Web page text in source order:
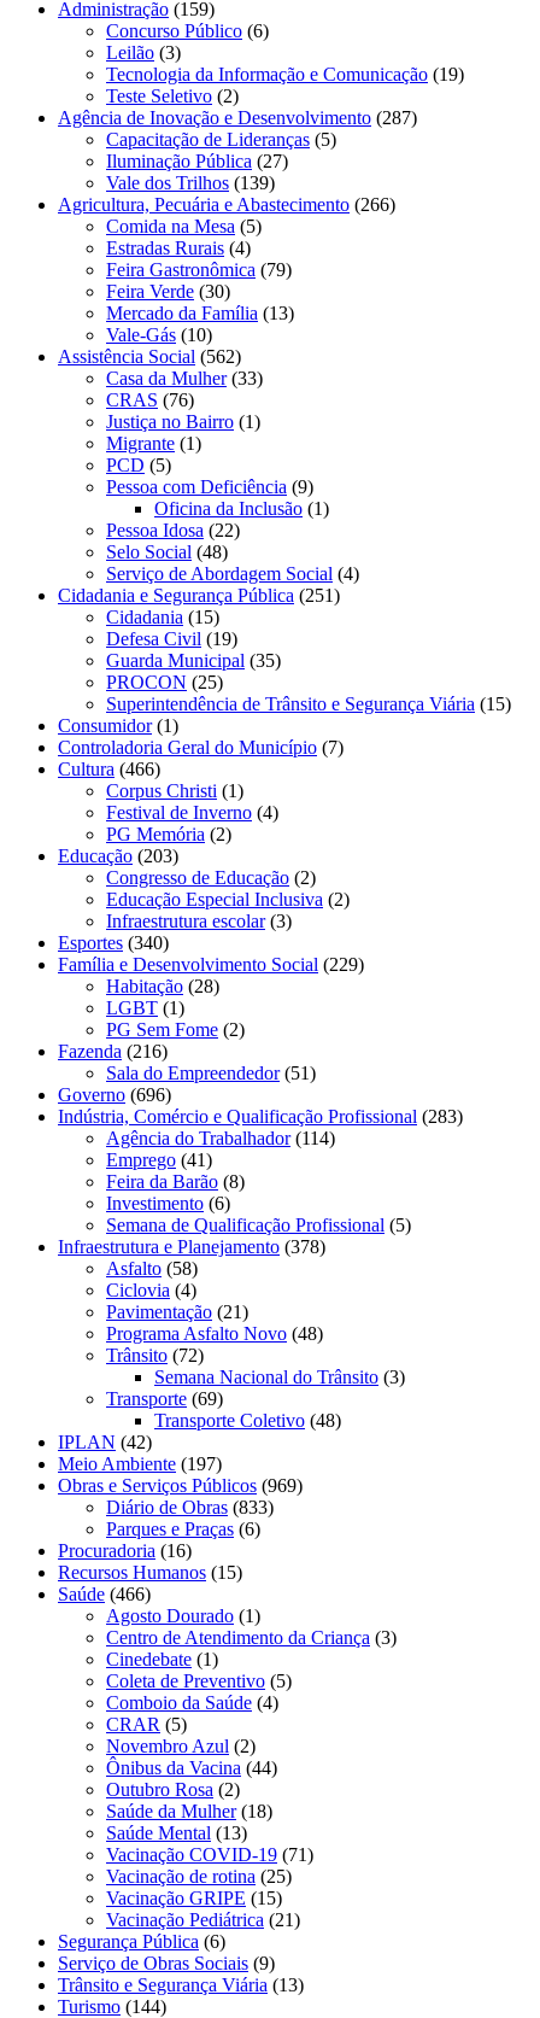
Administração (159)
Concurso Público (6)
Leilão (3)
Tecnologia da Informação e Comunicação (19)
Teste Seletivo (2)
Agência de Inovação e Desenvolvimento (287)
Capacitação de Lideranças (5)
Iluminação Pública (27)
Vale dos Trilhos (139)
Agricultura, Pecuária e Abastecimento (266)
Comida na Mesa (5)
Estradas Rurais (4)
Feira Gastronômica (79)
Feira Verde (30)
Mercado da Família (13)
Vale-Gás (10)
Assistência Social (562)
Casa da Mulher(33)
CRAS (76)
Justiça no Bairro (1)
Migrante (1)
PCD (5)
Pessoa com Deficiência (9)
Oficina da Inclusão (1)
Pessoa Idosa (22)
Selo Social (48)
Serviço de Abordagem Social (4)
Cidadania e Segurança Pública (251)
Cidadania (15)
Defesa Civil (19)
Guarda Municipal (35)
PROCON (25)
Superintendência de Trânsito e Segurança Viária (15)
Consumidor(1)
Controladoria Geral do Município (7)
Cultura (466)
Corpus Christi (1)
Festival de Inverno (4)
PG Memória (2)
Educação (203)
Congresso de Educação (2)
Educação Especial Inclusiva (2)
Infraestrutura escolar(3)
Esportes (340)
Família e Desenvolvimento Social (229)
Habitação (28)
LGBT (1)
PG Sem Fome (2)
Fazenda (216)
Sala do Empreendedor(51)
Governo (696)
Indústria, Comércio e Qualificação Profissional (283)
Agência do Trabalhador(114)
Emprego (41)
Feira da Barão (8)
Investimento (6)
Semana de Qualificação Profissional (5)
Infraestrutura e Planejamento (378)
Asfalto (58)
Ciclovia (4)
Pavimentação (21)
Programa Asfalto Novo (48)
Trânsito (72)
Semana Nacional do Trânsito (3)
Transporte (69)
Transporte Coletivo (48)
IPLAN (42)
Meio Ambiente (197)
Obras e Serviços Públicos (969)
Diário de Obras (833)
Parques e Praças (6)
Procuradoria (16)
Recursos Humanos (15)
Saúde (466)
Agosto Dourado (1)
Centro de Atendimento da Criança (3)
Cinedebate (1)
Coleta de Preventivo (5)
Comboio da Saúde (4)
CRAR (5)
Novembro Azul (2)
Ônibus da Vacina (44)
Outubro Rosa (2)
Saúde da Mulher(18)
Saúde Mental (13)
Vacinação COVID-19 (71)
Vacinação de rotina (25)
Vacinação GRIPE (15)
Vacinação Pediátrica (21)
Segurança Pública (6)
Serviço de Obras Sociais (9)
Trânsito e Segurança Viária (13)
Turismo (144)